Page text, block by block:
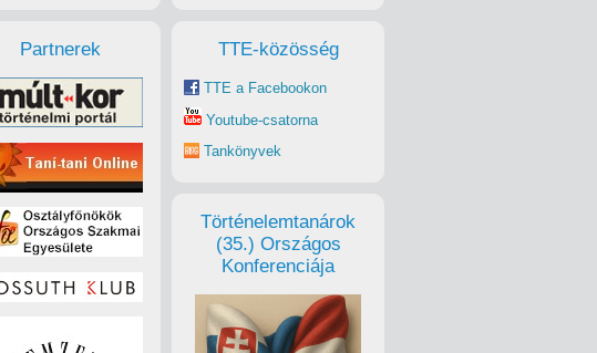
TTE-közösség
TTE a Facebookon
Youtube-csatorna
Tankönyvek
Történelemtanárok
(35.) Országos
Konferenciája
Partnerek